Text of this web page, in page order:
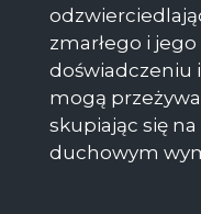
zmarłego i
doświadczeniu
mogą
skupiając się
duchowym